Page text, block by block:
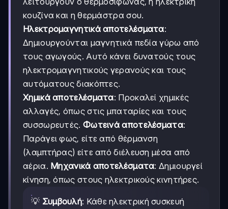
κουζίνα και η θερμάστρα σου.
Ηλεκτρομαγνητικά αποτελέσματα:
Δημιουργούνται μαγνητικά πεδία γύρω από
τους αγωγούς. Αυτό κάνει δυνατούς τους
ηλεκτρομαγνητικούς γερανούς και τους
αυτόματους διακόπτες.
Χημικά αποτελέσματα: Προκαλεί χημικές
αλλαγές, όπως στις μπαταρίες και τους
συσσωρευτές. Φωτεινά αποτελέσματα:
Παράγει φως, είτε από θέρμανση
(λαμπτήρας) είτε από διέλευση μέσα από
αέρια. Μηχανικά αποτελέσματα: Δημιουργεί
κίνηση, όπως στους ηλεκτρικούς κινητήρες.
💡 Συμβουλή: Κάθε ηλεκτρική συσκευή